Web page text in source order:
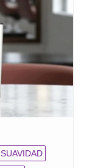
SUAVIDAD